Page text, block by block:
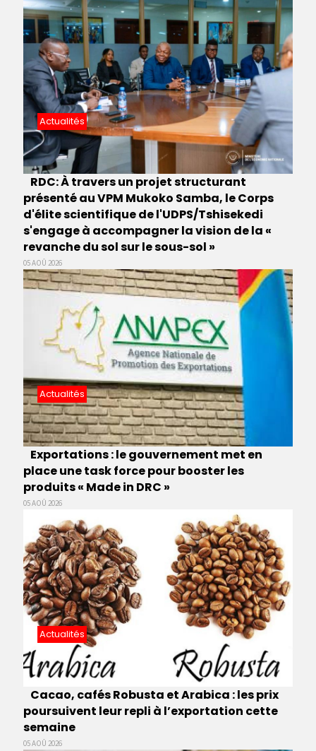
Actualités
RDC: À travers un projet structurant
présenté au VPM Mukoko Samba, le Corps
d'élite scientifique de l'UDPS/Tshisekedi
s'engage à accompagner la vision de la «
revanche du sol sur le sous-sol »
05 AOÛ 2026
Actualités
Exportations : le gouvernement met en
place une task force pour booster les
produits « Made in DRC »
05 AOÛ 2026
Actualités
Cacao, cafés Robusta et Arabica : les prix
poursuivent leur repli à l’exportation cette
semaine
05 AOÛ 2026